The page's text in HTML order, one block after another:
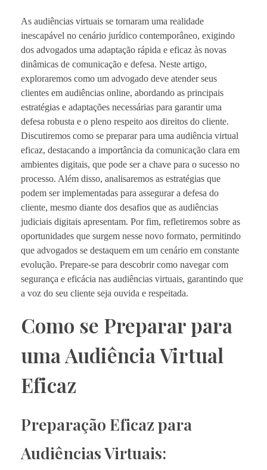
As audiências virtuais se tornaram uma realidade
inescapável no cenário jurídico contemporâneo, exigindo
dos advogados uma adaptação rápida e eficaz às novas
dinâmicas de comunicação e defesa. Neste artigo,
exploraremos como um advogado deve atender seus
clientes em audiências online, abordando as principais
estratégias e adaptações necessárias para garantir uma
defesa robusta e o pleno respeito aos direitos do cliente.
Discutiremos como se preparar para uma audiência virtual
eficaz, destacando a importância da comunicação clara em
ambientes digitais, que pode ser a chave para o sucesso no
processo. Além disso, analisaremos as estratégias que
podem ser implementadas para assegurar a defesa do
cliente, mesmo diante dos desafios que as audiências
judiciais digitais apresentam. Por fim, refletiremos sobre as
oportunidades que surgem nesse novo formato, permitindo
que advogados se destaquem em um cenário em constante
evolução. Prepare-se para descobrir como navegar com
segurança e eficácia nas audiências virtuais, garantindo que
a voz do seu cliente seja ouvida e respeitada.
Como se Preparar para
uma Audiência Virtual
Eficaz
Preparação Eficaz para
Audiências Virtuais: